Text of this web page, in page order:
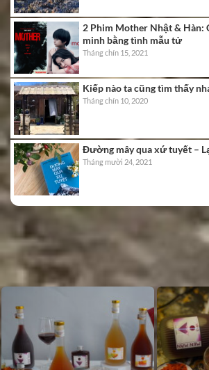
2 Phim Mother Nhật & Hàn:
minh bằng tình mẫu tử
Tháng chín 15, 2021
Kiếp nào ta cũng tìm thấy
Tháng chín 10, 2020
Đường mây qua xứ tuyết –
Tháng mười 24, 2021